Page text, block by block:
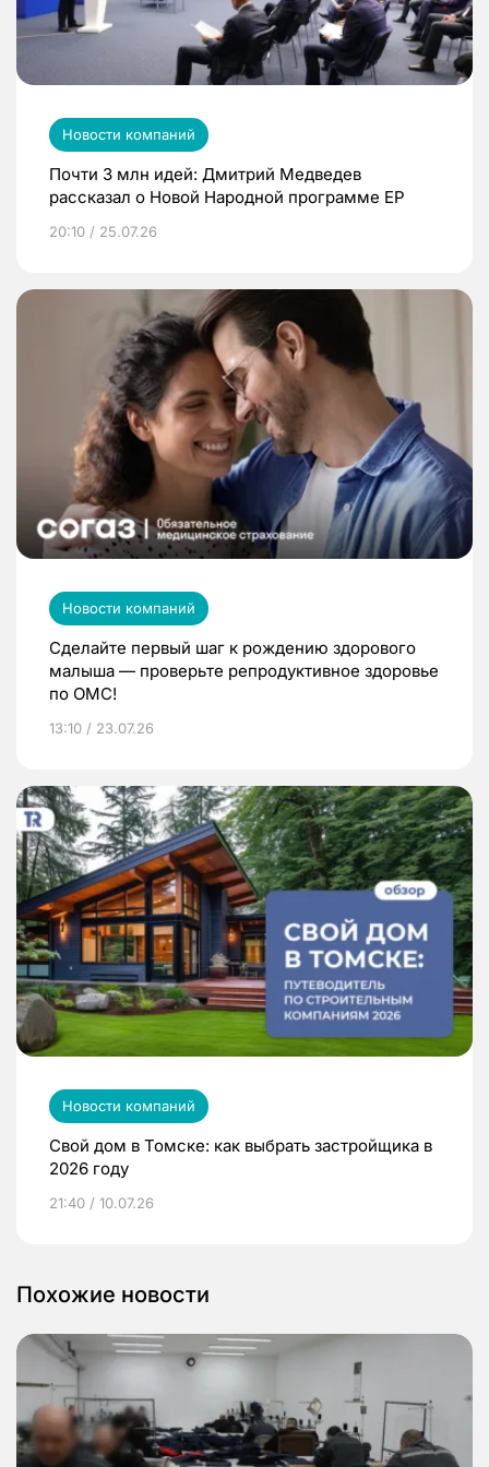
Новости компаний
Почти 3 млн идей: Дмитрий Медведев
рассказал о Новой Народной программе ЕР
20:10 / 25.07.26
Новости компаний
Сделайте первый шаг к рождению здорового
малыша — проверьте репродуктивное здоровье
по ОМС!
13:10 / 23.07.26
Новости компаний
Свой дом в Томске: как выбрать застройщика в
2026 году
21:40 / 10.07.26
Похожие новости